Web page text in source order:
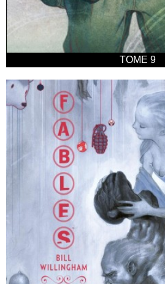
TOME 9